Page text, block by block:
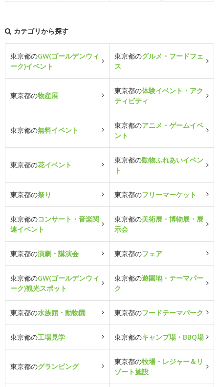
カテゴリから探す
東京都のGW(ゴールデンウィ
ーク)イベント
東京都のグルメ・フードフェ
ス
東京都の物産展
東京都の体験イベント・アク
ティビティ
東京都の無料イベント
東京都のアニメ・ゲームイベ
ント
東京都の花イベント
東京都の動物ふれあいイベン
ト
東京都の祭り 東京都のフリーマーケット
東京都のコンサート・音楽関
連イベント
東京都の美術展・博物展・展
示会
東京都の演劇・講演会 東京都のフェア
東京都のGW(ゴールデンウィ
ーク)観光スポット
東京都の遊園地・テーマパー
ク
東京都の水族館・動物園 東京都のフードテーマパーク
東京都の工場見学 東京都のキャンプ場・BBQ場
東京都のグランピング
東京都の牧場・レジャー＆リ
ゾート施設